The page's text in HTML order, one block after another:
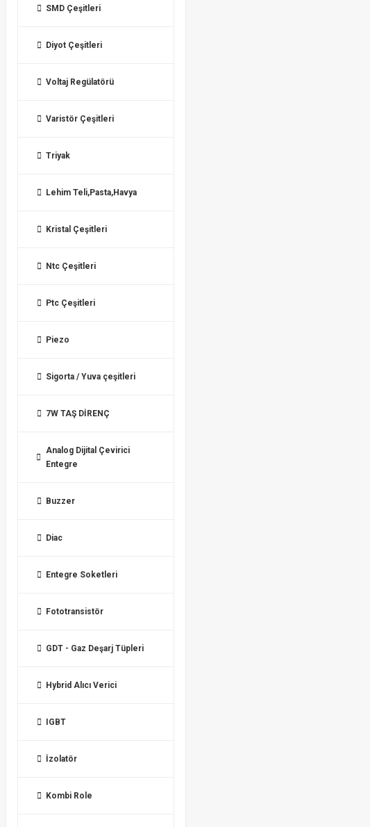
SMD Çeşitleri
Diyot Çeşitleri
Voltaj Regülatörü
Varistör Çeşitleri
Triyak
Lehim Teli,Pasta,Havya
Kristal Çeşitleri
Ntc Çeşitleri
Ptc Çeşitleri
Piezo
Sigorta / Yuva çeşitleri
7W TAŞ DİRENÇ
Analog Dijital Çevirici
Entegre
Buzzer
Diac
Entegre Soketleri
Fototransistör
GDT - Gaz Deşarj Tüpleri
Hybrid Alıcı Verici
IGBT
İzolatör
Kombi Role